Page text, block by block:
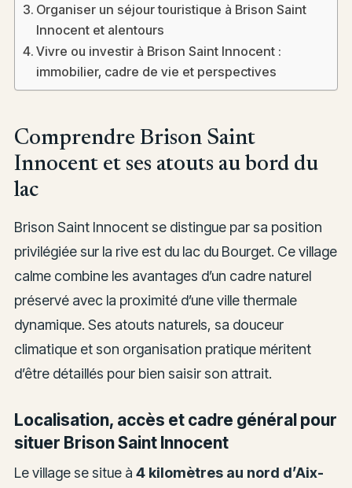
Organiser un séjour touristique à Brison Saint
Innocent et alentours
Vivre ou investir à Brison Saint Innocent :
immobilier, cadre de vie et perspectives
Comprendre Brison Saint
Innocent et ses atouts au bord du
lac
Brison Saint Innocent se distingue par sa position
privilégiée sur la rive est du lac du Bourget. Ce village
calme combine les avantages d’un cadre naturel
préservé avec la proximité d’une ville thermale
dynamique. Ses atouts naturels, sa douceur
climatique et son organisation pratique méritent
d’être détaillés pour bien saisir son attrait.
Localisation, accès et cadre général pour
situer Brison Saint Innocent
Le village se situe à 4 kilomètres au nord d’Aix-